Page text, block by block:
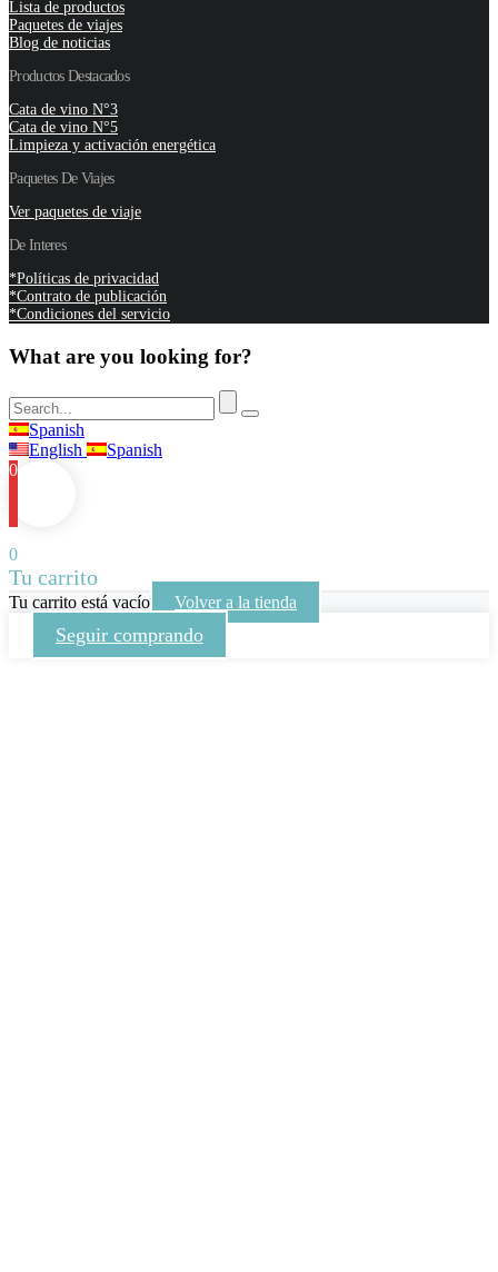
Lista de productos
Paquetes de viajes
Blog de noticias
Productos Destacados
Cata de vino N°3
Cata de vino N°5
Limpieza y activación energética
Paquetes De Viajes
Ver paquetes de viaje
De Interes
*Políticas de privacidad
*Contrato de publicación
*Condiciones del servicio
What are you looking for?
Spanish
English
Spanish
0
0
Tu carrito
Tu carrito está vacío Volver a la tienda
Seguir comprando